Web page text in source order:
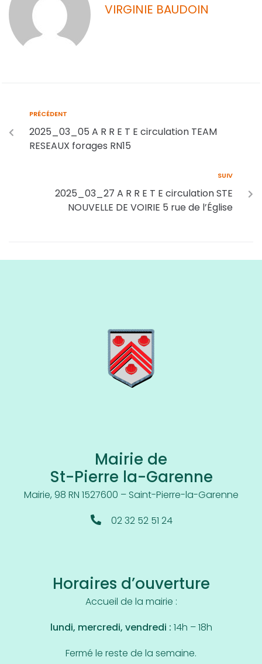
VIRGINIE BAUDOIN
PRÉCÉDENT
2025_03_05 A R R E T E circulation TEAM
RESEAUX forages RN15
SUIV
2025_03_27 A R R E T E circulation STE
NOUVELLE DE VOIRIE 5 rue de l’Église
Mairie de
St-Pierre la-Garenne
Mairie, 98 RN 1527600 – Saint-Pierre-la-Garenne
02 32 52 51 24
Horaires d’ouverture
Accueil de la mairie :
lundi, mercredi, vendredi : 14h – 18h
Fermé le reste de la semaine.